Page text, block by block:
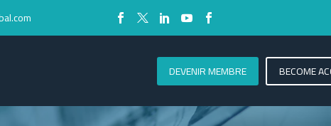
DEVENIR MEMBRE BECOME